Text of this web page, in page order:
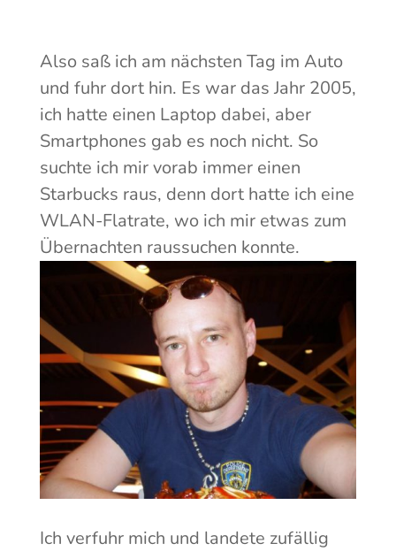
Also saß ich am nächsten Tag im Auto
und fuhr dort hin. Es war das Jahr 2005,
ich hatte einen Laptop dabei, aber
Smartphones gab es noch nicht. So
suchte ich mir vorab immer einen
Starbucks raus, denn dort hatte ich eine
WLAN-Flatrate, wo ich mir etwas zum
Übernachten raussuchen konnte.
Ich verfuhr mich und landete zufällig